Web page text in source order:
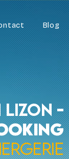
Blog
Lizon -